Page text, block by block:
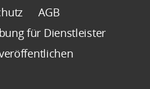
AGB
für Dienstleister